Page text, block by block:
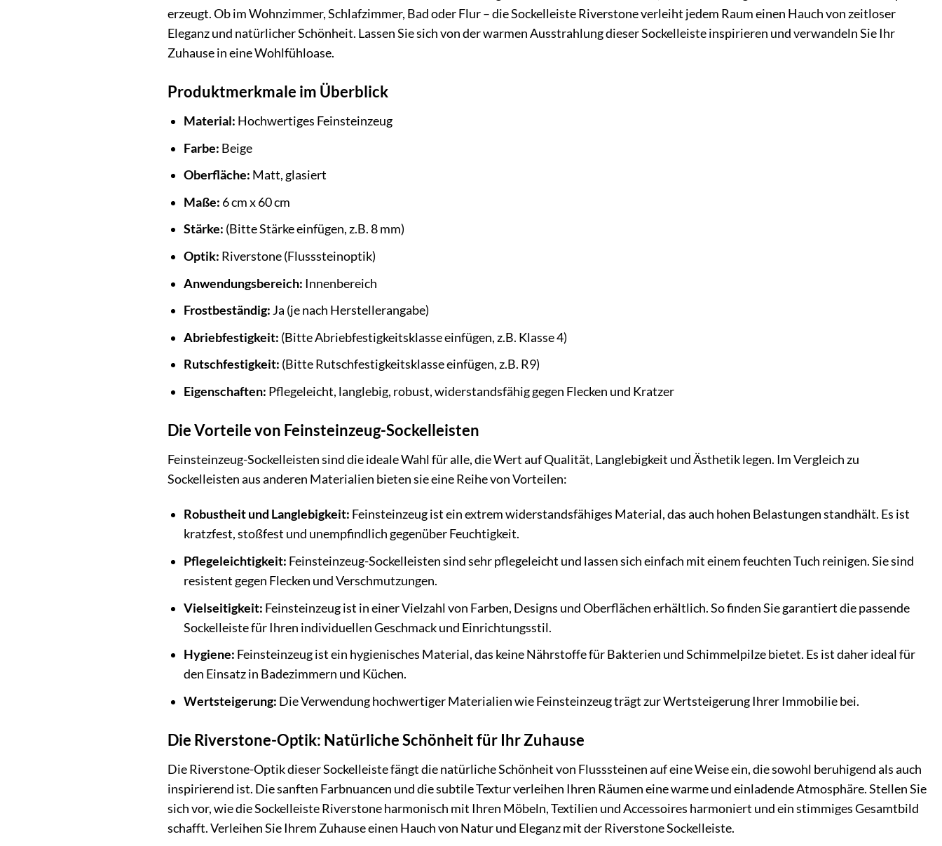
erzeugt. Ob im Wohnzimmer, Schlafzimmer, Bad oder Flur – die Sockelleiste Riverstone verleiht jedem Raum einen Hauch von zeitloser
Eleganz und natürlicher Schönheit. Lassen Sie sich von der warmen Ausstrahlung dieser Sockelleiste inspirieren und verwandeln Sie Ihr
Zuhause in eine Wohlfühloase.
Produktmerkmale im Überblick
Material: Hochwertiges Feinsteinzeug
Farbe: Beige
Oberfläche: Matt, glasiert
Maße: 6 cm x 60 cm
Stärke: (Bitte Stärke einfügen, z.B. 8 mm)
Optik: Riverstone (Flusssteinoptik)
Anwendungsbereich: Innenbereich
Frostbeständig: Ja (je nach Herstellerangabe)
Abriebfestigkeit: (Bitte Abriebfestigkeitsklasse einfügen, z.B. Klasse 4)
Rutschfestigkeit: (Bitte Rutschfestigkeitsklasse einfügen, z.B. R9)
Eigenschaften: Pflegeleicht, langlebig, robust, widerstandsfähig gegen Flecken und Kratzer
Die Vorteile von Feinsteinzeug-Sockelleisten
Feinsteinzeug-Sockelleisten sind die ideale Wahl für alle, die Wert auf Qualität, Langlebigkeit und Ästhetik legen. Im Vergleich zu
Sockelleisten aus anderen Materialien bieten sie eine Reihe von Vorteilen:
Robustheit und Langlebigkeit: Feinsteinzeug ist ein extrem widerstandsfähiges Material, das auch hohen Belastungen standhält. Es ist
kratzfest, stoßfest und unempfindlich gegenüber Feuchtigkeit.
Pflegeleichtigkeit: Feinsteinzeug-Sockelleisten sind sehr pflegeleicht und lassen sich einfach mit einem feuchten Tuch reinigen. Sie sind
resistent gegen Flecken und Verschmutzungen.
Vielseitigkeit: Feinsteinzeug ist in einer Vielzahl von Farben, Designs und Oberflächen erhältlich. So finden Sie garantiert die passende
Sockelleiste für Ihren individuellen Geschmack und Einrichtungsstil.
Hygiene: Feinsteinzeug ist ein hygienisches Material, das keine Nährstoffe für Bakterien und Schimmelpilze bietet. Es ist daher ideal für
den Einsatz in Badezimmern und Küchen.
Wertsteigerung: Die Verwendung hochwertiger Materialien wie Feinsteinzeug trägt zur Wertsteigerung Ihrer Immobilie bei.
Die Riverstone-Optik: Natürliche Schönheit für Ihr Zuhause
Die Riverstone-Optik dieser Sockelleiste fängt die natürliche Schönheit von Flusssteinen auf eine Weise ein, die sowohl beruhigend als auch
inspirierend ist. Die sanften Farbnuancen und die subtile Textur verleihen Ihren Räumen eine warme und einladende Atmosphäre. Stellen Sie
sich vor, wie die Sockelleiste Riverstone harmonisch mit Ihren Möbeln, Textilien und Accessoires harmoniert und ein stimmiges Gesamtbild
schafft. Verleihen Sie Ihrem Zuhause einen Hauch von Natur und Eleganz mit der Riverstone Sockelleiste.